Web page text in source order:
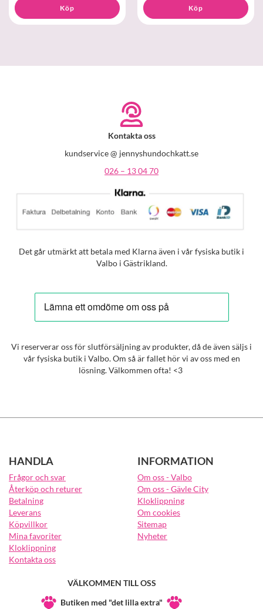
Köp Köp
Kontakta oss
kundservice @ jennyshundochkatt.se
026 – 13 04 70
Det går utmärkt att betala med Klarna även i vår fysiska butik i
Valbo i Gästrikland.
Vi reserverar oss för slutförsäljning av produkter, då de även säljs i
vår fysiska butik i Valbo. Om så är fallet hör vi av oss med en
lösning. Välkommen ofta! <3
HANDLA
Frågor och svar
Återköp och returer
Betalning
Leverans
Köpvillkor
Mina favoriter
Kloklippning
Kontakta oss
INFORMATION
Om oss - Valbo
Om oss - Gävle City
Kloklippning
Om cookies
Sitemap
Nyheter
VÄLKOMMEN TILL OSS
Butiken med "det lilla extra"